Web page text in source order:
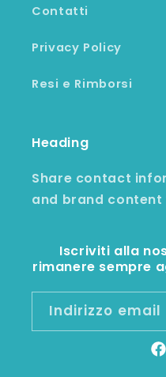
Contatti
Privacy Policy
Resi e Rimborsi
Heading
Share contact
and brand
Iscriviti alla
rimanere sempre
Indirizzo email